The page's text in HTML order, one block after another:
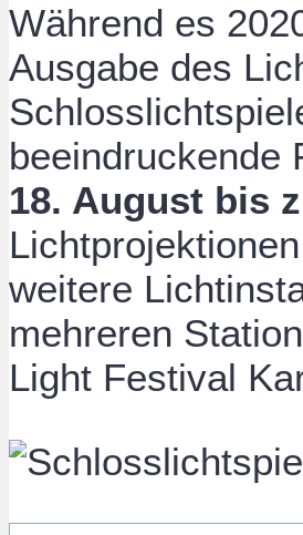
Während es
Ausgabe des
beeindruckende
18. August bis
weitere
mehreren
Light Festival